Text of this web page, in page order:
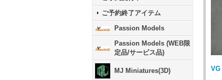
ご予約終了アイテム
Passion Models
Passion Models (WEB限
定品/サービス品)
MJ Miniatures(3D) VG